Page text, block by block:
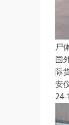
尸
国
际
安
24-